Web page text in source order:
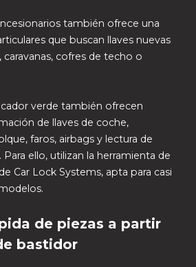
también ofrece una
que buscan llaves nuevas
caravanas, cofres de techo o
verde también ofrecen
de llaves de coche,
faros, airbags y lectura de
ello, utilizan la herramienta de
Car Lock Systems, apta para casi
de piezas a partir
bastidor